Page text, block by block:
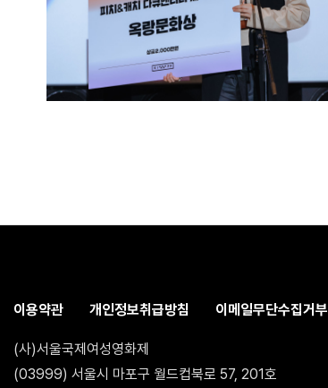
이용약관 개인정보취급방침 이메일무단수집거부
(사)서울국제여성영화제
(03999) 서울시 마포구 월드컵북로 57, 201호